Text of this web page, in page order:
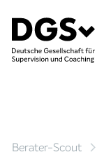
Berater-Scout